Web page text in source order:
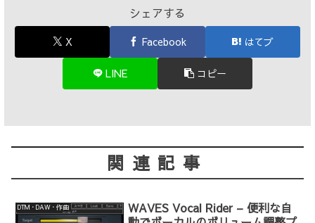
シェアする
X Facebook はてブ
LINE コピー
関連記事
DTM・DAW・作曲
WAVES Vocal Rider – 便利な自